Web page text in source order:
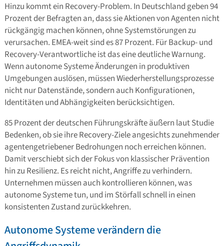
Hinzu kommt ein Recovery-Problem. In Deutschland geben 94
Prozent der Befragten an, dass sie Aktionen von Agenten nicht
rückgängig machen können, ohne Systemstörungen zu
verursachen. EMEA-weit sind es 87 Prozent. Für Backup- und
Recovery-Verantwortliche ist das eine deutliche Warnung.
Wenn autonome Systeme Änderungen in produktiven
Umgebungen auslösen, müssen Wiederherstellungsprozesse
nicht nur Datenstände, sondern auch Konfigurationen,
Identitäten und Abhängigkeiten berücksichtigen.
85 Prozent der deutschen Führungskräfte äußern laut Studie
Bedenken, ob sie ihre Recovery-Ziele angesichts zunehmender
agentengetriebener Bedrohungen noch erreichen können.
Damit verschiebt sich der Fokus von klassischer Prävention
hin zu Resilienz. Es reicht nicht, Angriffe zu verhindern.
Unternehmen müssen auch kontrollieren können, was
autonome Systeme tun, und im Störfall schnell in einen
konsistenten Zustand zurückkehren.
Autonome Systeme verändern die